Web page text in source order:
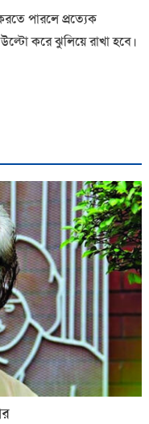
পারলে প্রত্যেক
করে ঝুলিয়ে রাখা হবে।